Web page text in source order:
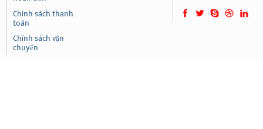
Chính sách thanh
toán
Chính sách vận
chuyển